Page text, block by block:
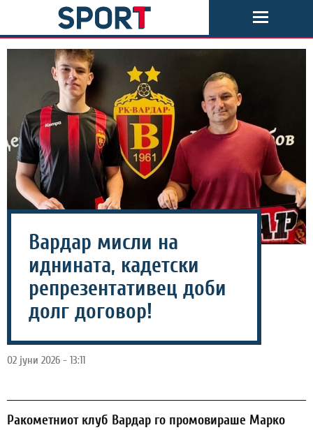
Вардар мисли на
иднината, кадетски
репрезентативец доби
долг договор!
02 јуни 2026 - 13:11
Ракометниот клуб Вардар го промовираше Марко